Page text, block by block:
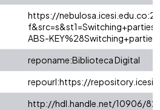
https://
ABS-
reponame:Biblioteca Digital
repourl:https://
http://hdl.handle.net/10906/